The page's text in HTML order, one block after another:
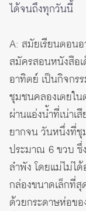
ได้จนถึงทุกวันนี้
A: สมัยเรียนตอน
สมัครสอนหนังสือ
อาทิตย์ เป็นกิจกร
ชุมชนคลองเตยใ
ผ่านแอ่งน้ำที่เน่าเ
ยากจน วันหนึ่งที่ชุ
ประมาณ 6 ขวบ ซึ่
ลำพัง โดยแม่ไม่ไ
กล่องขนาดเล็กที่
ด้วยกระดาษห่อข